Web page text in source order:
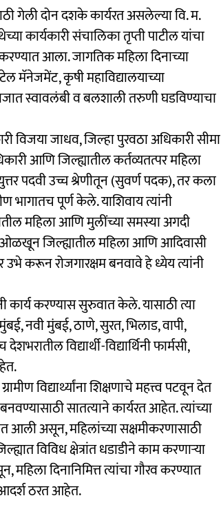
गेली दोन दशके कार्यरत असलेल्या वि. म.
कार्यकारी संचालिका तृप्ती पाटील यांचा
आला. जागतिक महिला दिनाच्या
मॅनेजमेंट, कृषी महाविद्यालयाच्या
स्वावलंबी व बलशाली तरुणी घडविण्याचा
विजया जाधव, जिल्हा पुरवठा अधिकारी सीमा
आणि जिल्ह्यातील कर्तव्यतत्पर महिला
पदवी उच्च श्रेणीतून (सुवर्ण पदक), तर कला
भागातच पूर्ण केले. याशिवाय त्यांनी
महिला आणि मुलींच्या समस्या अगदी
ओळखून जिल्ह्यातील महिला आणि आदिवासी
करून रोजगारक्षम बनवावे हे ध्येय त्यांनी
कार्य करण्यास सुरुवात केले. यासाठी त्या
नवी मुंबई, ठाणे, सुरत, भिलाड, वापी,
विद्यार्थी-विद्यार्थिनी फार्मसी,
विद्यार्थ्यांना शिक्षणाचे महत्त्व पटवून देत
सातत्याने कार्यरत आहेत. त्यांच्या
आली असून, महिलांच्या सक्षमीकरणासाठी
विविध क्षेत्रांत धडाडीने काम करणाऱ्या
दिनानिमित्त त्यांचा गौरव करण्यात
आदर्श ठरत आहेत.